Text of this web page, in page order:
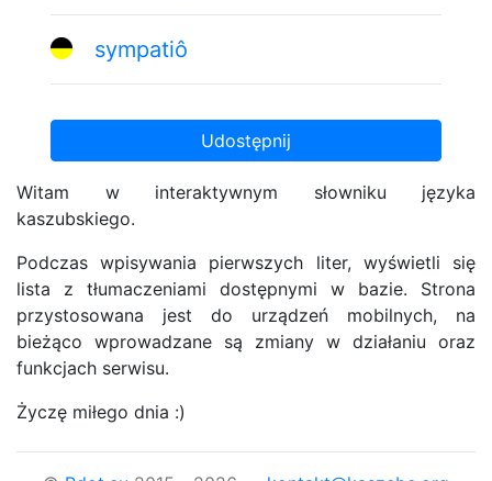
sympatiô
Udostępnij
Witam w interaktywnym słowniku języka
kaszubskiego.
Podczas wpisywania pierwszych liter, wyświetli się
lista z tłumaczeniami dostępnymi w bazie. Strona
przystosowana jest do urządzeń mobilnych, na
bieżąco wprowadzane są zmiany w działaniu oraz
funkcjach serwisu.
Życzę miłego dnia :)